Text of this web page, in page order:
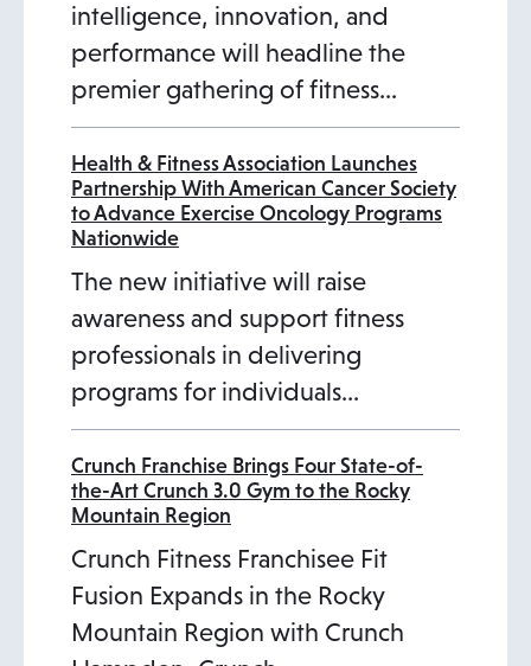
intelligence, innovation, and
performance will headline the
premier gathering of fitness…
Health & Fitness Association Launches
Partnership With American Cancer Society
to Advance Exercise Oncology Programs
Nationwide
The new initiative will raise
awareness and support fitness
professionals in delivering
programs for individuals…
Crunch Franchise Brings Four State-of-
the-Art Crunch 3.0 Gym to the Rocky
Mountain Region
Crunch Fitness Franchisee Fit
Fusion Expands in the Rocky
Mountain Region with Crunch